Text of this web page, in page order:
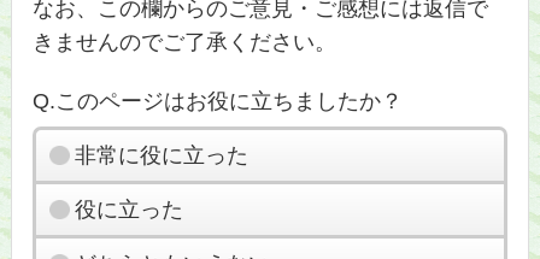
なお、この欄からのご意見・ご感想には返信で
きませんのでご了承ください。
Q.このページはお役に立ちましたか？
非常に役に立った
役に立った